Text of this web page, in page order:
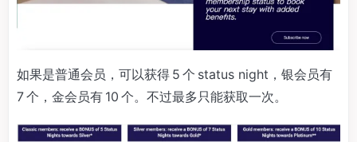
如果是普通会员，可以获得 5 个 status night，银会员有
7 个，金会员有 10 个。不过最多只能获取一次。